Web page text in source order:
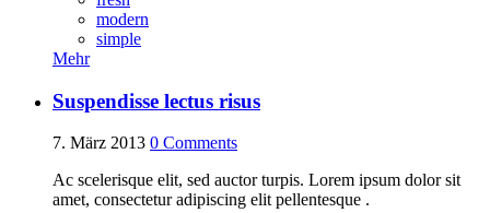
modern
simple
Mehr
Suspendisse lectus risus
7. März 2013 0 Comments
Ac scelerisque elit, sed auctor turpis. Lorem ipsum dolor sit
amet, consectetur adipiscing elit pellentesque .